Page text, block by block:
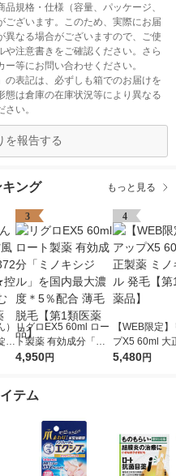
規格・仕様（容量、パッケージ、
ございます。このため、実際にお届
異なる場合がございますので、ご使
注意書きをご確認ください。さら
等にお問い合わせください。
の表記は、必ずしも箱でのお届けを
態は倉庫の在庫状況等により異なる
い。
を報告する
ング もっと見る
満
3
リグロEX5 60ml ロー
ト製薬 有効成分「ミ
ノキシジル」を国内最
4,950円
4
【WEB限定
プX5 60ml 大
ミノキシジル
5,480円
テム